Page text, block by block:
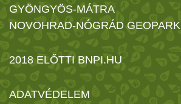
GYÖNGYÖS-MÁTRA
NOVOHRAD-NÓGRÁD GEOPARK
2018 ELŐTTI BNPI.HU
ADATVÉDELEM